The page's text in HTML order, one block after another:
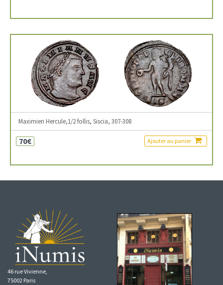
Maximien Hercule,1/2 follis, Siscia, 307-308
70€ Ajouter au panier
46 rue Vivienne,
75002 Paris